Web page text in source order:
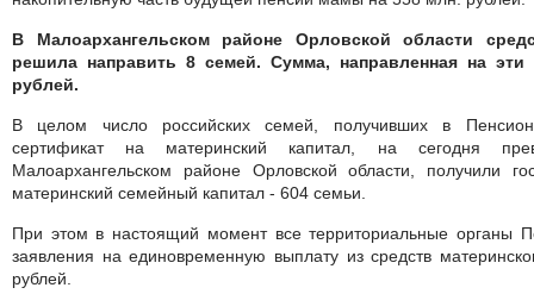
В Малоархангельском районе Орловской области
решила направить 8 семей. Сумма, направленная на эти
рублей.
В целом число российских семей, получивших в
сертификат на материнский капитал, на сегодня
Малоархангельском районе Орловской области, получили
материнский семейный капитал - 604 семьи.
При этом в настоящий момент все территориальные органы
заявления на единовременную выплату из средств
рублей.